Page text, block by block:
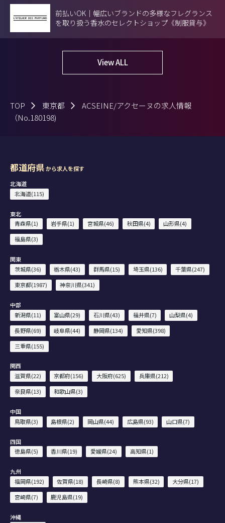
前払いOK｜幅広いブランドの多様なフレグランス
を取り扱う香水のセレクトショップ《制服貸与》
View ALL
TOP 東京都
ACSEINE/アクセーヌの求人情報
（No.180198)
都道府県から求人を探す
北海道
北海道(115)
東北
青森県(1)
岩手県(1) 宮城県(46) 秋田県(4)
山形県(4)
福島県(3)
関東
茨城県(36)
栃木県(43) 群馬県(15) 埼玉県(136)
千葉県(247)
東京都(1987)
神奈川県(341)
中部
新潟県(11)
富山県(29) 石川県(43) 福井県(7)
山梨県(4)
長野県(69)
岐阜県(44) 静岡県(134)
愛知県(398)
三重県(155)
関西
滋賀県(22)
京都府(156) 大阪府(625)
兵庫県(212)
奈良県(13)
和歌山県(3)
中国
鳥取県(3)
島根県(2) 岡山県(44) 広島県(93) 山口県(7)
四国
徳島県(5)
香川県(19) 愛媛県(24) 高知県(1)
九州
福岡県(192)
佐賀県(18) 長崎県(8) 熊本県(32)
大分県(17)
宮崎県(7)
鹿児島県(19)
沖縄